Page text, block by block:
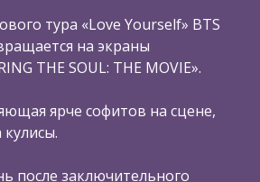
тура «Love Yourself» BTS
на экраны
THE SOUL: THE MOVIE».
ярче софитов на сцене,
после заключительного